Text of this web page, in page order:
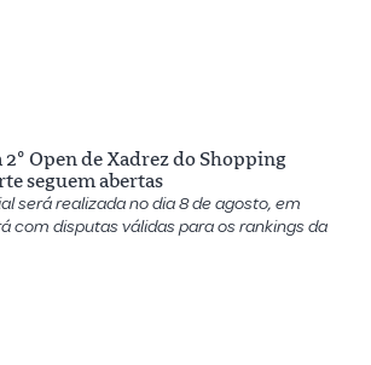
Open de Xadrez do Shopping
seguem abertas
será realizada no dia 8 de agosto, em
com disputas válidas para os rankings da